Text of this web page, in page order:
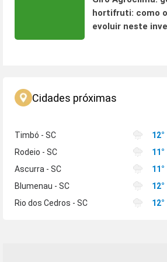
hortifruti: como
evoluir neste
Cidades próximas
Timbó - SC 12°
Rodeio - SC
11°
Ascurra - SC
11°
Blumenau - SC
12°
Rio dos Cedros - SC
12°